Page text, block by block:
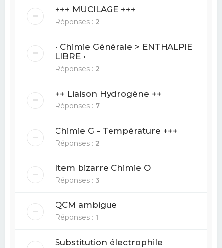
+++ MUCILAGE +++
Réponses : 2
• Chimie Générale > ENTHALPIE
LIBRE •
Réponses : 2
++ Liaison Hydrogène ++
Réponses : 7
Chimie G - Température +++
Réponses : 2
Item bizarre Chimie O
Réponses :3
QCM ambigue
Réponses : 1
Substitution électrophile